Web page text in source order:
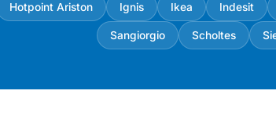
Hotpoint Ariston Ignis Ikea Indesit
Sangiorgio Scholtes